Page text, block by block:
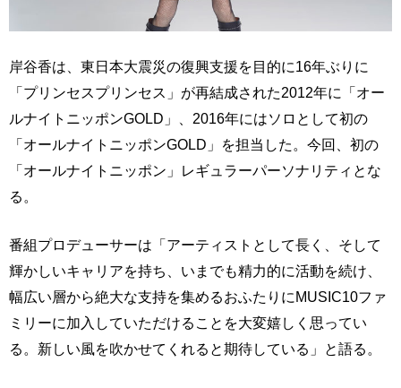
岸谷香は、東日本大震災の復興支援を目的に16年ぶりに
「プリンセスプリンセス」が再結成された2012年に「オー
ルナイトニッポンGOLD」、2016年にはソロとして初の
「オールナイトニッポンGOLD」を担当した。今回、初の
「オールナイトニッポン」レギュラーパーソナリティとな
る。
番組プロデューサーは「アーティストとして長く、そして
輝かしいキャリアを持ち、いまでも精力的に活動を続け、
幅広い層から絶大な支持を集めるおふたりにMUSIC10ファ
ミリーに加入していただけることを大変嬉しく思ってい
る。新しい風を吹かせてくれると期待している」と語る。